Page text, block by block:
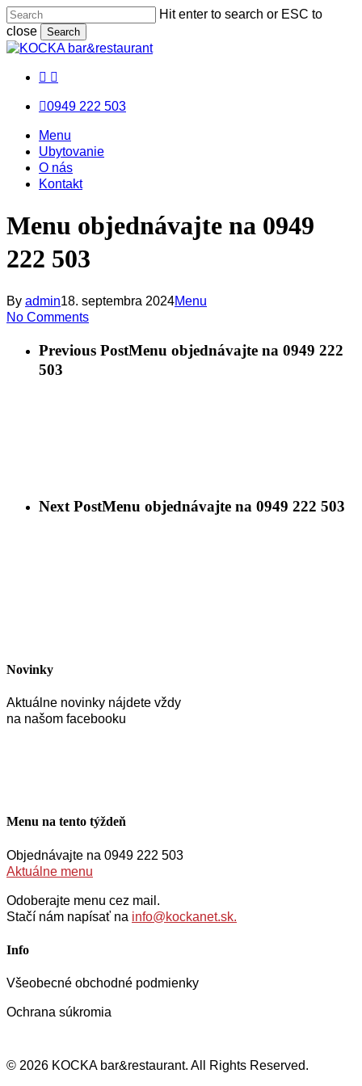
Skip
to
main
Hit enter to search or ESC to
close
Search
Close
facebook
messenger
email
0949 222 503
Menu
Menu
Menu
Ubytovanie
O nás
Kontakt
Menu objednávajte na 0949
222 503
By admin18. septembra 2024Menu
No Comments
Previous PostMenu objednávajte na 0949 222
503
Next PostMenu objednávajte na 0949 222 503
Novinky
Aktuálne novinky nájdete vždy
na našom facebooku
Menu na tento týždeň
Objednávajte na 0949 222 503
Aktuálne menu
Odoberajte menu cez mail.
Stačí nám napísať na info@kockanet.sk.
Info
Všeobecné obchodné podmienky
Ochrana súkromia
© 2026 KOCKA bar&restaurant. All Rights Reserved.